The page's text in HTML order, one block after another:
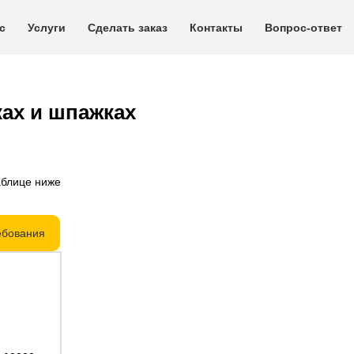
Услуги Сделать заказ Контакты Вопрос-ответ
и шпажках
ниже